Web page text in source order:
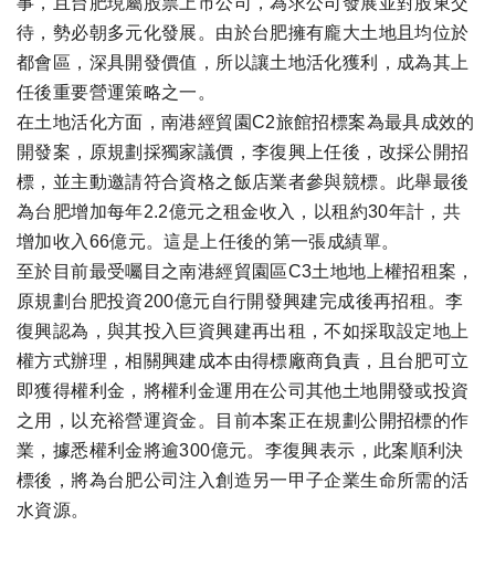
待，勢必朝多元化發展。由於台肥擁有龐大土地且均位於
都會區，深具開發價值，所以讓土地活化獲利，成為其上
任後重要營運策略之一。
在土地活化方面，南港經貿園C2旅館招標案為最具成效的
開發案，原規劃採獨家議價，李復興上任後，改採公開招
標，並主動邀請符合資格之飯店業者參與競標。此舉最後
為台肥增加每年2.2億元之租金收入，以租約30年計，共
增加收入66億元。這是上任後的第一張成績單。
至於目前最受囑目之南港經貿園區C3土地地上權招租案，
原規劃台肥投資200億元自行開發興建完成後再招租。李
復興認為，與其投入巨資興建再出租，不如採取設定地上
權方式辦理，相關興建成本由得標廠商負責，且台肥可立
即獲得權利金，將權利金運用在公司其他土地開發或投資
之用，以充裕營運資金。目前本案正在規劃公開招標的作
業，據悉權利金將逾300億元。李復興表示，此案順利決
標後，將為台肥公司注入創造另一甲子企業生命所需的活
水資源。